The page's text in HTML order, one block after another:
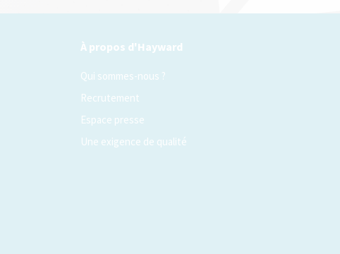
À propos d'Hayward
Qui sommes-nous ?
Recrutement
Espace presse
Une exigence de qualité